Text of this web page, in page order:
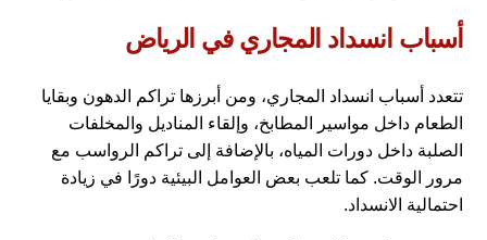
أسباب انسداد المجاري في الرياض
تتعدد أسباب انسداد المجاري، ومن أبرزها تراكم الدهون وبقايا
الطعام داخل مواسير المطابخ، وإلقاء المناديل والمخلفات
الصلبة داخل دورات المياه، بالإضافة إلى تراكم الرواسب مع
مرور الوقت. كما تلعب بعض العوامل البيئية دورًا في زيادة
احتمالية الانسداد.